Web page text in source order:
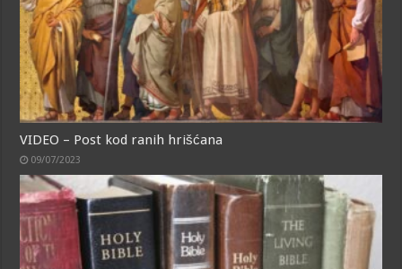
VIDEO – Post kod ranih hrišćana
09/07/2023